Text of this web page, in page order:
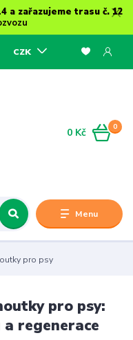
a zařazujeme trasu č. 12
Menu
CZK
0
0 Kč
pro psy
pro psy:
regenerace